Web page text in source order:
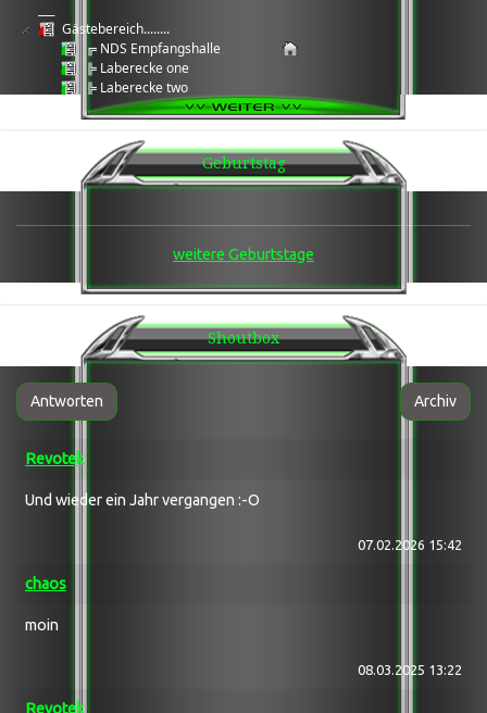
Gästebereich........
╔ NDS Empfangshalle
╠ Laberecke one
╠ Laberecke two
╠ Laberecke three
╚ Wartungsbereich Serverarbeiten
★★★ Games Ecke ★★★
Games ®: 7Days2Die
Games ®: Enshrouded
╚ AFK
Games ®: LWS 25
╔ Team 1
Games ®: Arma 3
╔ Arma3 Laberecke / Grabbelkiste
╠ Arma 3®: Wasteland Altis
╚ Arma 3®: Exile
╔ Team 1
Games ®: Sonstige 1
Geburtstag
weitere Geburtstage
Shoutbox
Antworten Archiv
Revotek
Und wieder ein Jahr vergangen :-O
07.02.2026 15:42
chaos
moin
08.03.2025 13:22
Revotek